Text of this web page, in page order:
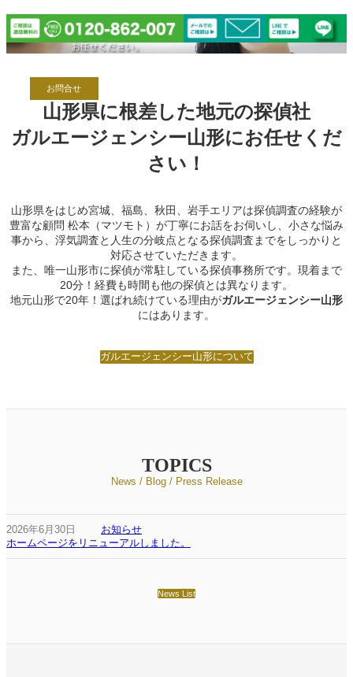
内
容
を
ス
お問合せ
山形県に根差した地元の探偵社
ガルエージェンシー山形にお任せくだ
さい！
山形県をはじめ宮城、福島、秋田、岩手エリアは探偵調査の経験が
豊富な顧問 松本（マツモト）が丁寧にお話をお伺いし、小さな悩み
事から、浮気調査と人生の分岐点となる探偵調査までをしっかりと
対応させていただきます。
また、唯一山形市に探偵が常駐している探偵事務所です。現着まで
20分！経費も時間も他の探偵とは異なります。
地元山形で20年！選ばれ続けている理由がガルエージェンシー山形
にはあります。
ガルエージェンシー山形について
TOPICS
News / Blog / Press Release
2026年6月30日
お知らせ
ホームページをリニューアルしました。
News List